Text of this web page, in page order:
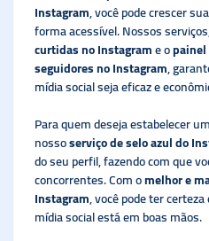
Instagram, você pode crescer
forma acessível. Nossos
curtidas no Instagrame o
seguidores no Instagram,
mídia social seja eficaz e
Para quem deseja estabelecer
nossoserviço de selo azul do
do seu perfil, fazendo com que
concorrentes. Com omelhor e
Instagram, você pode ter
mídia social está em boas mãos.